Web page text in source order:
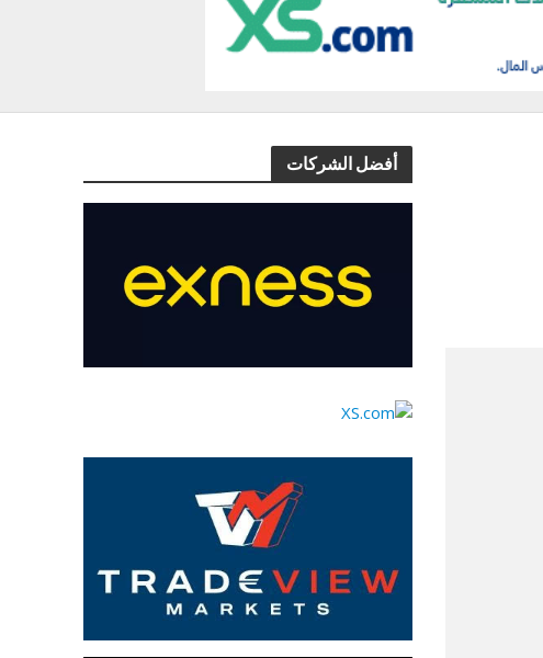
أفضل الشركات